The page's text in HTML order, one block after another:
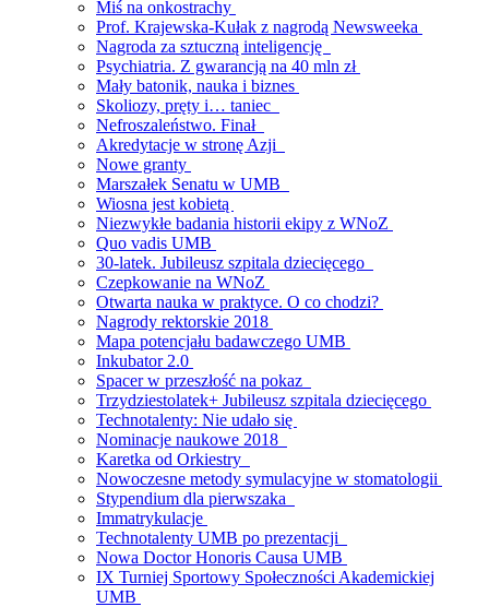
Miś na onkostrachy
Prof. Krajewska-Kułak z nagrodą Newsweeka
Nagroda za sztuczną inteligencję
Psychiatria. Z gwarancją na 40 mln zł
Mały batonik, nauka i biznes
Skoliozy, pręty i… taniec
Nefroszaleństwo. Finał
Akredytacje w stronę Azji
Nowe granty
Marszałek Senatu w UMB
Wiosna jest kobietą
Niezwykłe badania historii ekipy z WNoZ
Quo vadis UMB
30-latek. Jubileusz szpitala dziecięcego
Czepkowanie na WNoZ
Otwarta nauka w praktyce. O co chodzi?
Nagrody rektorskie 2018
Mapa potencjału badawczego UMB
Inkubator 2.0
Spacer w przeszłość na pokaz
Trzydziestolatek+ Jubileusz szpitala dziecięcego
Technotalenty: Nie udało się
Nominacje naukowe 2018
Karetka od Orkiestry
Nowoczesne metody symulacyjne w stomatologii
Stypendium dla pierwszaka
Immatrykulacje
Technotalenty UMB po prezentacji
Nowa Doctor Honoris Causa UMB
IX Turniej Sportowy Społeczności Akademickiej
UMB